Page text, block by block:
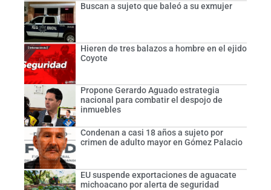
Buscan a sujeto que baleó a su exmujer
Hieren de tres balazos a hombre en el ejido
Coyote
Propone Gerardo Aguado estrategia
nacional para combatir el despojo de
inmuebles
Condenan a casi 18 años a sujeto por
crimen de adulto mayor en Gómez Palacio
EU suspende exportaciones de aguacate
michoacano por alerta de seguridad